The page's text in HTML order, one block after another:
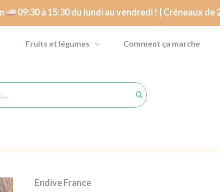
09:30 à 15:30 du lundi au vendredi ! | Créneaux
Fruits et légumes Comment ça marche
Endive France